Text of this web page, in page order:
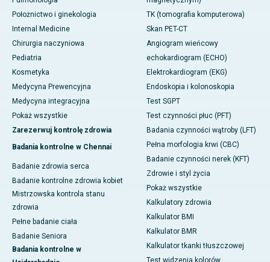
Położnictwo i ginekologia
Internal Medicine
Chirurgia naczyniowa
Pediatria
Kosmetyka
Medycyna Prewencyjna
Medycyna integracyjna
Pokaż wszystkie
Zarezerwuj kontrolę zdrowia
Badania kontrolne w Chennai
Badanie zdrowia serca
Badanie kontrolne zdrowia kobiet
Mistrzowska kontrola stanu
zdrowia
Pełne badanie ciała
Badanie Seniora
Badania kontrolne w
TK (tomografia komputerowa)
Skan PET-CT
Angiogram wieńcowy
echokardiogram (ECHO)
Elektrokardiogram (EKG)
Endoskopia i kolonoskopia
Test SGPT
Test czynności płuc (PFT)
Badania czynności wątroby (LFT)
Pełna morfologia krwi (CBC)
Badanie czynności nerek (KFT)
Zdrowie i styl życia
Pokaż wszystkie
Kalkulatory zdrowia
Kalkulator BMI
Kalkulator BMR
Kalkulator tkanki tłuszczowej